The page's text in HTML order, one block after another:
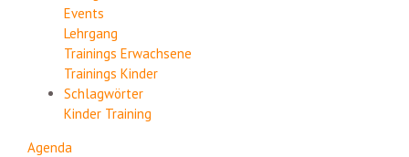
Events
Lehrgang
Trainings Erwachsene
Trainings Kinder
Schlagwörter
Kinder Training
Agenda